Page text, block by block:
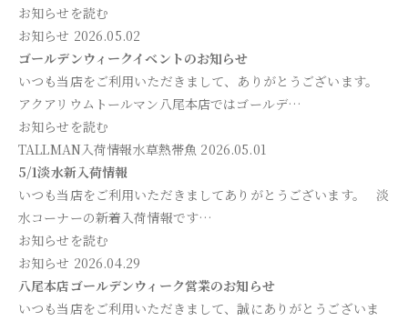
お知らせを読む
お知らせ 2026.05.02
ゴールデンウィークイベントのお知らせ
いつも当店をご利用いただきまして、ありがとうございます。
アクアリウムトールマン八尾本店ではゴールデ…
お知らせを読む
TALLMAN入荷情報水草熱帯魚 2026.05.01
5/1淡水新入荷情報
いつも当店をご利用いただきましてありがとうございます。 淡
水コーナーの新着入荷情報です…
お知らせを読む
お知らせ 2026.04.29
八尾本店ゴールデンウィーク営業のお知らせ
いつも当店をご利用いただきまして、誠にありがとうございま